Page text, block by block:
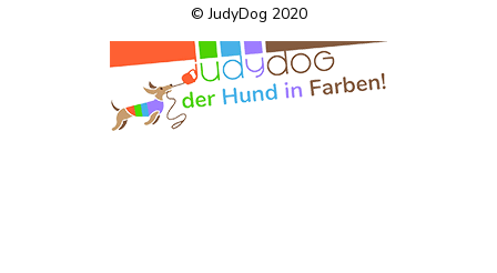
© JudyDog 2020